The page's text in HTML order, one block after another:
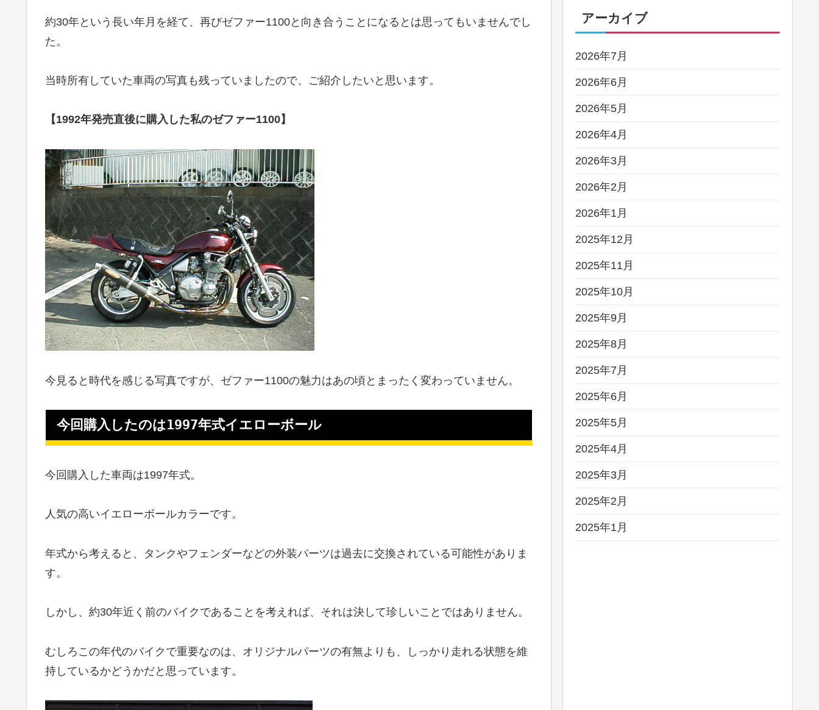
約30年という長い年月を経て、再びゼファー1100と向き合うことになるとは思ってもいませんでし
た。
当時所有していた車両の写真も残っていましたので、ご紹介したいと思います。
【1992年発売直後に購入した私のゼファー1100】
今見ると時代を感じる写真ですが、ゼファー1100の魅力はあの頃とまったく変わっていません。
今回購入したのは1997年式イエローボール
今回購入した車両は1997年式。
人気の高いイエローボールカラーです。
年式から考えると、タンクやフェンダーなどの外装パーツは過去に交換されている可能性がありま
す。
しかし、約30年近く前のバイクであることを考えれば、それは決して珍しいことではありません。
むしろこの年代のバイクで重要なのは、オリジナルパーツの有無よりも、しっかり走れる状態を維
持しているかどうかだと思っています。
アーカイブ
2026年7月
2026年6月
2026年5月
2026年4月
2026年3月
2026年2月
2026年1月
2025年12月
2025年11月
2025年10月
2025年9月
2025年8月
2025年7月
2025年6月
2025年5月
2025年4月
2025年3月
2025年2月
2025年1月